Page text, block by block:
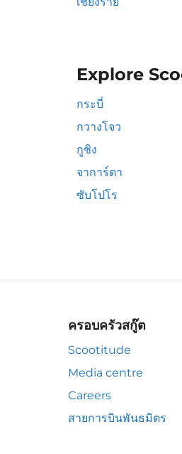
Explore
กระบี่
กวางโจว
กูชิง
จาการ์ตา
ซับโปโร
ครอบครัวสกู๊ต
Scootitude
Media centre
Careers
สายการบินพันธมิตร